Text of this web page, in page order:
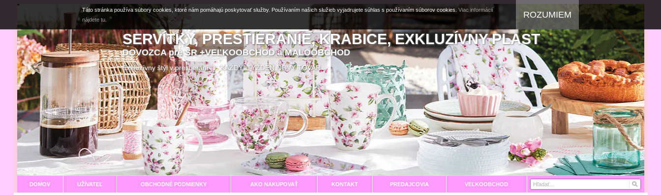
SERVÍTKY, PRESTIERANIE, KRABICE, EXKLUZÍVNY PLAST
DOVOZCA pre SR +VEĽKOOBCHOD a MALOOBCHOD
Exkluzívny štýl v prestieraní KAŽDÝ TÝŽDEŇ NOVÝ TOVAR
DOMOV UŽÍVATEĽ OBCHODNÉ PODMIENKY AKO NAKUPOVAŤ KONTAKT PREDAJCOVIA VEĽKOOBCHOD
Táto stránka používa súbory cookies, ktoré nám pomáhajú poskytovať služby. Používaním našich služieb vyjadrujete súhlas s používaním súborov cookies. Viac informácií
nájdete tu.
ROZUMIEM